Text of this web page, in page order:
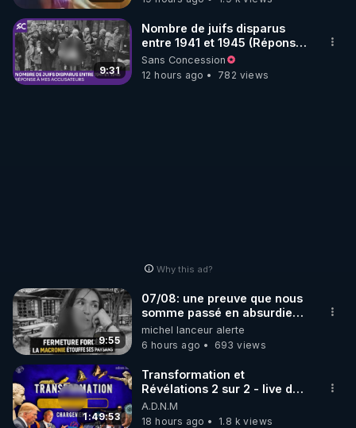
9:31
Nombre de juifs disparus
entre 1941 et 1945 (Réponse
à mes accusateurs)
Sans Concession
12 hours ago
782 views
Why this ad?
9:55
07/08: une preuve que nous
somme passé en absurdie
une dictature qui veut faire
taire ses opposant !
michel lanceur alerte
6 hours ago
693 views
1:49:53
Transformation et
Révélations 2 sur 2 - live du
07/08/26
A.D.N.M
18 hours ago
1.8 k views